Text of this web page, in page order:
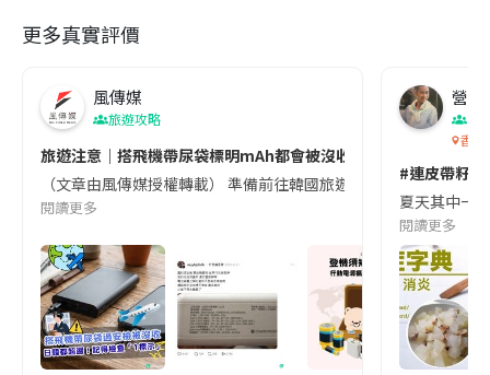
更多真實評價
風傳媒
旅遊攻略
旅遊注意｜搭飛機帶尿袋標明mAh都會被沒收😱出發前切記檢查
（文章由風傳媒授權轉載） 準備前往韓國旅遊的民眾，近期要
閱讀更多
營養
香港
#連皮帶籽
夏天其中一
閱讀更多